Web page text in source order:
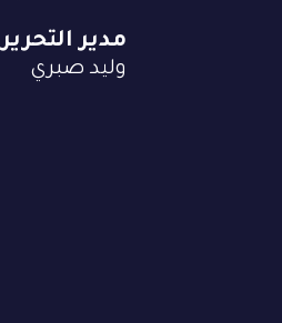
مدير التحرير
وليد صبري